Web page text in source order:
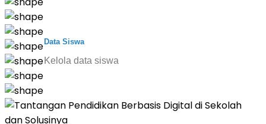
Data Siswa
Kelola data siswa